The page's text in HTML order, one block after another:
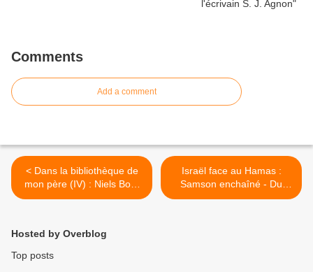
Comments
Add a comment
< Dans la bibliothèque de
mon père (IV) : Niels Bohr
et l’intelligibilité du monde
Israël face au Hamas :
Samson enchaîné - Du
Dôme d’acier au « Mur
Hosted by Overblog
Top posts